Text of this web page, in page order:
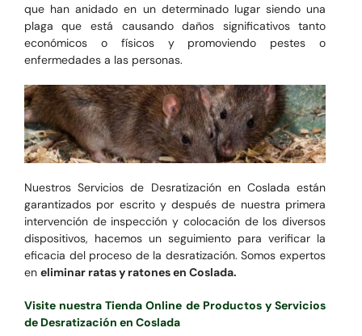
que han anidado en un determinado lugar siendo una
plaga que está causando daños significativos tanto
económicos o físicos y promoviendo pestes o
enfermedades a las personas.
Nuestros Servicios de Desratización en Coslada están
garantizados por escrito y después de nuestra primera
intervención de inspección y colocación de los diversos
dispositivos, hacemos un seguimiento para verificar la
eficacia del proceso de la desratización. Somos expertos
en eliminar ratas y ratones en Coslada.
Visite nuestra Tienda Online de Productos y Servicios
de Desratización en Coslada